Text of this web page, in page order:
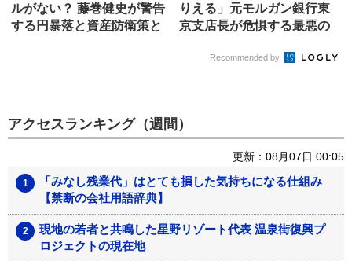
ルがない？ 藤巻健史が警告
する円暴落と資産防衛策と
りえる」元モルガン銀行東
京支店長が危惧する最悪の
Recommended by
アクセスランキング（週間）
更新：08月07日 00:05
「みなし残業代」はとても損した気持ちになる仕組み
【禁断の会社用語辞典】
現地の若者と共鳴した星野リゾート代表 温泉街復興プ
ロジェクトの現在地